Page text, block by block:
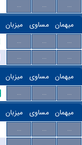
... ...
...
میزبان مساوی میهمان
... ...
...
... ...
...
میزبان مساوی میهمان
... ...
...
میزبان مساوی میهمان
... ...
...